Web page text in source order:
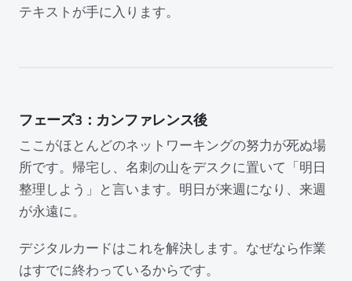
テキストが手に入ります。
フェーズ3：カンファレンス後
ここがほとんどのネットワーキングの努力が死ぬ場
所です。帰宅し、名刺の山をデスクに置いて「明日
整理しよう」と言います。明日が来週になり、来週
が永遠に。
デジタルカードはこれを解決します。なぜなら作業
はすでに終わっているからです。